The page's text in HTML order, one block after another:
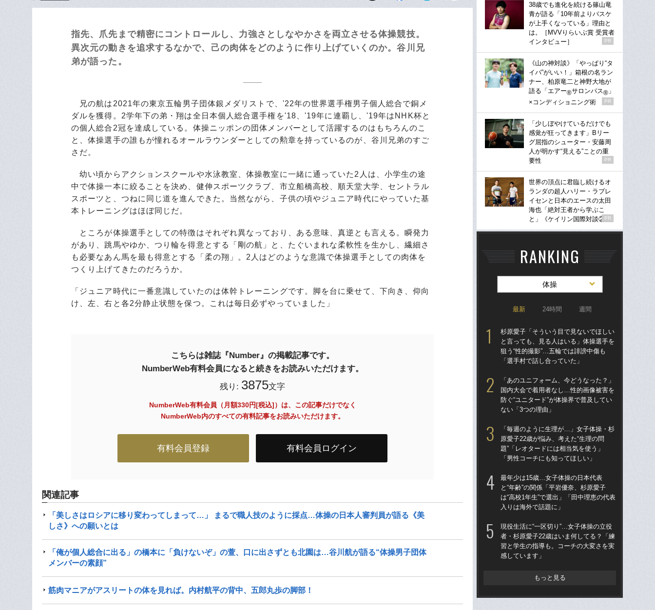
指先、爪先まで精密にコントロールし、力強さとしなやかさを両立させる体操競技。
異次元の動きを追求するなかで、己の肉体をどのように作り上げていくのか。谷川兄
弟が語った。
兄の航は2021年の東京五輪男子団体銀メダリストで、'22年の世界選手権男子個人総合で銅メ
ダルを獲得。2学年下の弟・翔は全日本個人総合選手権を'18、'19年に連覇し、'19年はNHK杯と
の個人総合2冠を達成している。体操ニッポンの団体メンバーとして活躍するのはもちろんのこ
と、体操選手の誰もが憧れるオールラウンダーとしての勲章を持っているのが、谷川兄弟のすご
さだ。
幼い頃からアクションスクールや水泳教室、体操教室に一緒に通っていた2人は、小学生の途
中で体操一本に絞ることを決め、健伸スポーツクラブ、市立船橋高校、順天堂大学、セントラル
スポーツと、つねに同じ道を進んできた。当然ながら、子供の頃やジュニア時代にやっていた基
本トレーニングはほぼ同じだ。
ところが体操選手としての特徴はそれぞれ異なっており、ある意味、真逆とも言える。瞬発力
があり、跳馬やゆか、つり輪を得意とする「剛の航」と、たぐいまれな柔軟性を生かし、繊細さ
も必要なあん馬を最も得意とする「柔の翔」。2人はどのような意識で体操選手としての肉体を
つくり上げてきたのだろうか。
「ジュニア時代に一番意識していたのは体幹トレーニングです。脚を台に乗せて、下向き、仰向
け、左、右と各2分静止状態を保つ。これは毎日必ずやっていました」
こちらは雑誌『Number』の掲載記事です。
NumberWeb有料会員になると続きをお読みいただけます。
残り: 3875文字
NumberWeb有料会員（月額330円[税込]）は、この記事だけでなく
NumberWeb内のすべての有料記事をお読みいただけます。
有料会員登録 有料会員ログイン
関連記事
「美しさはロシアに移り変わってしまって…」 まるで職人技のように採点…体操の日本人審判員が語る《美
しさ》への願いとは
「俺が個人総合に出る」の橋本に「負けないぞ」の萱、口に出さずとも北園は…谷川航が語る“体操男子団体
メンバーの素顔”
筋肉マニアがアスリートの体を見れば。内村航平の背中、五郎丸歩の脚部！
38歳でも進化を続ける篠山竜
青が語る「10年前よりバスケ
が上手くなっている」理由と
は。［MVVりらいぶ賞 受賞者
インタビュー］
PR
《山の神対談》「やっぱり“タ
イパ”がいい！」箱根の名ラン
ナー、柏原竜二と神野大地が
語る「エアー®サロンパス® 」
×コンディショニング術
PR
「少しぼやけているだけでも
感覚が狂ってきます」Bリー
グ屈指のシューター・安藤周
人が明かす“見える”ことの重
要性
PR
世界の頂点に君臨し続けるオ
ランダの超人ハリー・ラブレ
イセンと日本のエースの太田
海也「絶対王者から学ぶこ
と」《ケイリン国際対談②》
PR
RANKING
体操
最新 24時間 週間
杉原愛子「そういう目で見ないでほしい
と言っても、見る人はいる」体操選手を
狙う“性的撮影”…五輪では誹謗中傷も
「選手村で話し合っていた」
「あのユニフォーム、今どうなった？」
国内大会で着用者なし…性的画像被害を
防ぐ“ユニタード”が体操界で普及してい
ない「3つの理由」
「毎週のように生理が…」女子体操・杉
原愛子22歳が悩み、考えた“生理の問
題”「レオタードには相当気を使う」
「男性コーチにも知ってほしい」
最年少は15歳…女子体操の日本代表
と“年齢”の関係「平岩優奈、杉原愛子
は“高校1年生”で選出」「田中理恵の代表
入りは海外で話題に」
現役生活に“一区切り”…女子体操の立役
者・杉原愛子22歳はいま何してる？「練
習と学生の指導も。コーチの大変さを実
感しています」
もっと見る